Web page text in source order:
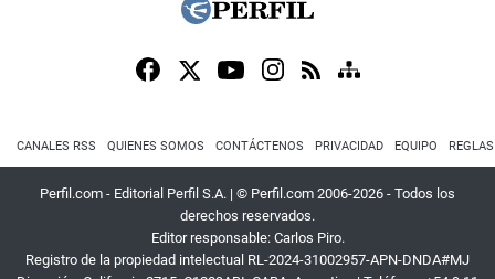
CANALES RSS QUIENES SOMOS CONTÁCTENOS PRIVACIDAD EQUIPO
Perfil.com - Editorial Perfil S.A. | © Perfil.com 2006-2026 - Todos los
derechos reservados.
Editor responsable: Carlos Piro.
Registro de la propiedad intelectual RL-2024-31002957-APN-DNDA#MJ